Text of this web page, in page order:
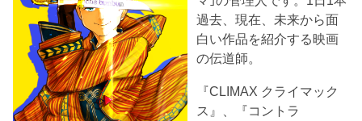
過去、現在、未来から面
白い作品を紹介する映画
の伝道師。
『CLIMAX クライマック
ス』、『コントラ